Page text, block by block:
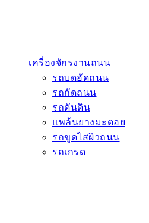
เครื่องจักรงานถนน
รถบดอัดถนน
รถกัดถนน
รถดันดิน
แพล้นยางมะตอย
รถขูดไสผิวถนน
รถเกรด